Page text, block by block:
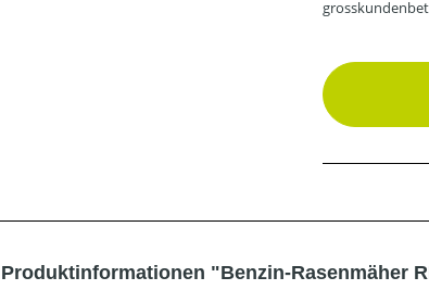
Produktinformationen "Benzin-Rasenmäher